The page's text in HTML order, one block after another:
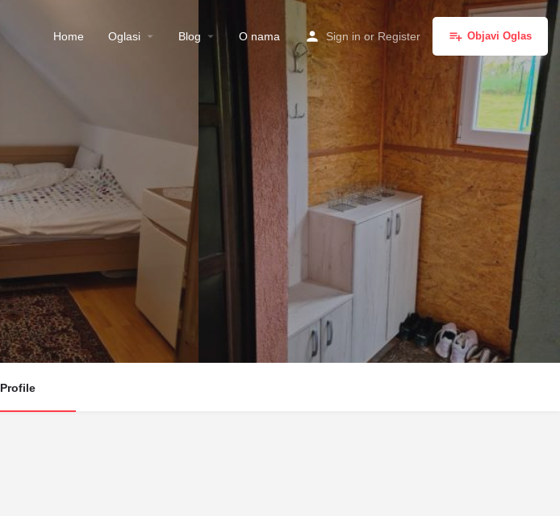
Home Oglasi Blog O nama Sign in or Register Objavi Oglas
Profile